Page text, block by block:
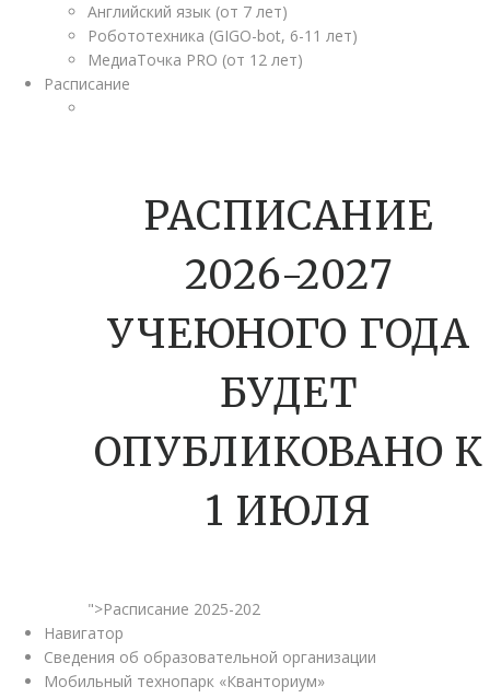
Английский язык (от 7 лет)
Робототехника (GIGO-bot, 6-11 лет)
МедиаТочка PRO (от 12 лет)
Расписание
РАСПИСАНИЕ
2026-2027
УЧЕЮНОГО ГОДА
БУДЕТ
ОПУБЛИКОВАНО К
1 ИЮЛЯ
">Расписание 2025-202
Навигатор
Сведения об образовательной организации
Мобильный технопарк «Кванториум»